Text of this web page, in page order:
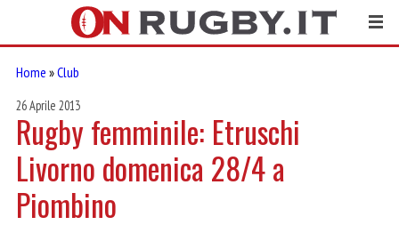
Home »Club
26 Aprile 2013
Rugby femminile: Etruschi
Livorno domenica 28/4 a
Piombino